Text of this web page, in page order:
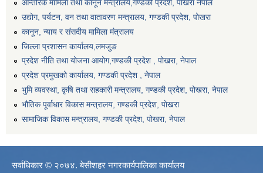
आन्तरिक मामिला तथा कानून मन्त्रालय,गण्डकी प्रदेश, पाेखरा नेपाल
उद्योग, पर्यटन, वन तथा वातावरण मन्त्रालय, गण्डकी प्रदेश, पोखरा
कानून, न्याय र संसदीय मामिला मंत्रालय
जिल्ला प्रशासन कार्यालय,लमजुङ
प्रदेश नीति तथा योजना आयोग,गण्डकी प्रदेश , पोखरा, नेपाल
प्रदेश प्रमुखको कार्यालय, गण्डकी प्रदेश , नेपाल
भुमि व्यवस्था, कृषि तथा सहकारी मन्त्रालय, गण्डकी प्रदेश, पोखरा, नेपाल
भौतिक पूर्वाधार विकास मन्त्रालय, गण्डकी प्रदेश, पाेखरा
सामाजिक विकास मन्त्रालय, गण्डकी प्रदेश, पोखरा, नेपाल
सर्वाधिकार © २०७४. बेसीशहर नगरकार्यपालिका कार्यालय